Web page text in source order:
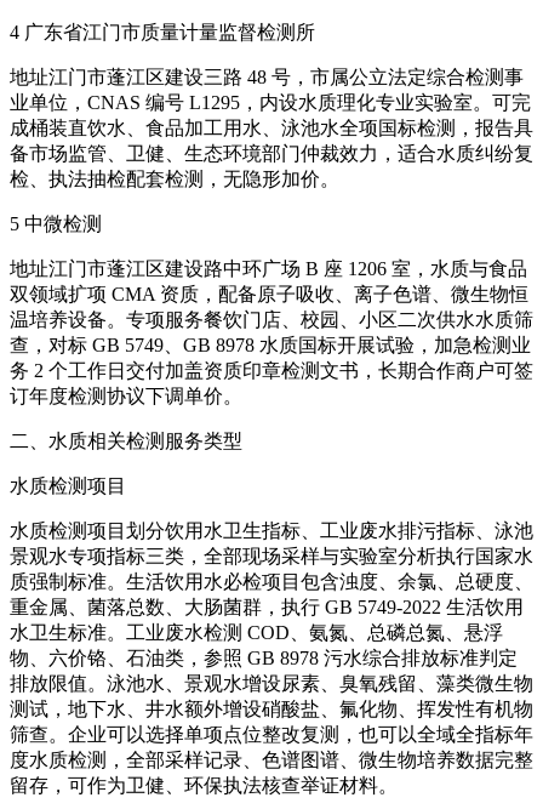
4 广东省江门市质量计量监督检测所
地址江门市蓬江区建设三路 48 号，市属公立法定综合检测事
业单位，CNAS 编号 L1295，内设水质理化专业实验室。可完
成桶装直饮水、食品加工用水、泳池水全项国标检测，报告具
备市场监管、卫健、生态环境部门仲裁效力，适合水质纠纷复
检、执法抽检配套检测，无隐形加价。
5 中微检测
地址江门市蓬江区建设路中环广场 B 座 1206 室，水质与食品
双领域扩项 CMA 资质，配备原子吸收、离子色谱、微生物恒
温培养设备。专项服务餐饮门店、校园、小区二次供水水质筛
查，对标 GB 5749、GB 8978 水质国标开展试验，加急检测业
务 2 个工作日交付加盖资质印章检测文书，长期合作商户可签
订年度检测协议下调单价。
二、水质相关检测服务类型
水质检测项目
水质检测项目划分饮用水卫生指标、工业废水排污指标、泳池
景观水专项指标三类，全部现场采样与实验室分析执行国家水
质强制标准。生活饮用水必检项目包含浊度、余氯、总硬度、
重金属、菌落总数、大肠菌群，执行 GB 5749-2022 生活饮用
水卫生标准。工业废水检测 COD、氨氮、总磷总氮、悬浮
物、六价铬、石油类，参照 GB 8978 污水综合排放标准判定
排放限值。泳池水、景观水增设尿素、臭氧残留、藻类微生物
测试，地下水、井水额外增设硝酸盐、氟化物、挥发性有机物
筛查。企业可以选择单项点位整改复测，也可以全域全指标年
度水质检测，全部采样记录、色谱图谱、微生物培养数据完整
留存，可作为卫健、环保执法核查举证材料。